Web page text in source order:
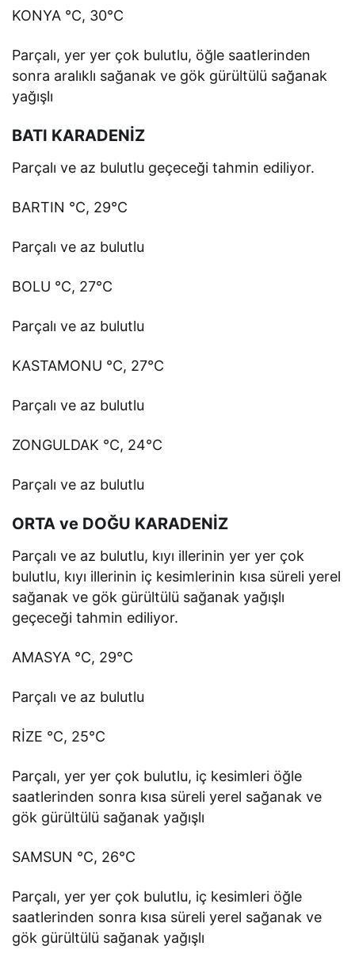
KONYA °C, 30°C
Parçalı, yer yer çok bulutlu, öğle saatlerinden
sonra aralıklı sağanak ve gök gürültülü sağanak
yağışlı
BATI KARADENİZ
Parçalı ve az bulutlu geçeceği tahmin ediliyor.
BARTIN °C, 29°C
Parçalı ve az bulutlu
BOLU °C, 27°C
Parçalı ve az bulutlu
KASTAMONU °C, 27°C
Parçalı ve az bulutlu
ZONGULDAK °C, 24°C
Parçalı ve az bulutlu
ORTA ve DOĞU KARADENİZ
Parçalı ve az bulutlu, kıyı illerinin yer yer çok
bulutlu, kıyı illerinin iç kesimlerinin kısa süreli yerel
sağanak ve gök gürültülü sağanak yağışlı
geçeceği tahmin ediliyor.
AMASYA °C, 29°C
Parçalı ve az bulutlu
RİZE °C, 25°C
Parçalı, yer yer çok bulutlu, iç kesimleri öğle
saatlerinden sonra kısa süreli yerel sağanak ve
gök gürültülü sağanak yağışlı
SAMSUN °C, 26°C
Parçalı, yer yer çok bulutlu, iç kesimleri öğle
saatlerinden sonra kısa süreli yerel sağanak ve
gök gürültülü sağanak yağışlı